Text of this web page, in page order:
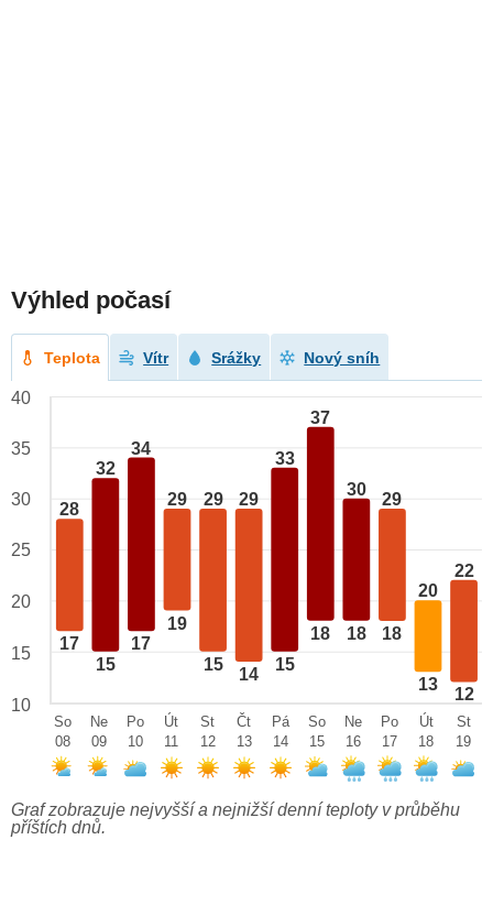
Výhled počasí
Teplota Vítr Srážky Nový sníh
28
17
32
15
34
17
29
19
29
15
29
14
33
15
37
18
30
18
29
18
20
13
22
12
40
35
30
25
20
15
10
So
08
Ne
09
Po
10
Út
11
St
12
Čt
13
Pá
14
So
15
Ne
16
Po
17
Út
18
St
19
Graf zobrazuje nejvyšší a nejnižší denní teploty v průběhu
příštích dnů.